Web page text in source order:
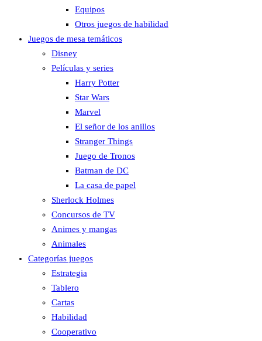
Equipos
Otros juegos de habilidad
Juegos de mesa temáticos
Disney
Películas y series
Harry Potter
Star Wars
Marvel
El señor de los anillos
Stranger Things
Juego de Tronos
Batman de DC
La casa de papel
Sherlock Holmes
Concursos de TV
Animes y mangas
Animales
Categorías juegos
Estrategia
Tablero
Cartas
Habilidad
Cooperativo